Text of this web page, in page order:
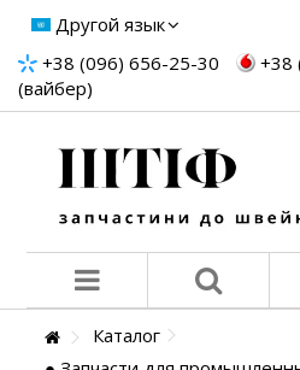
Другой язык
+38 (096) 656-25-30
+38
(вайбер)
Каталог